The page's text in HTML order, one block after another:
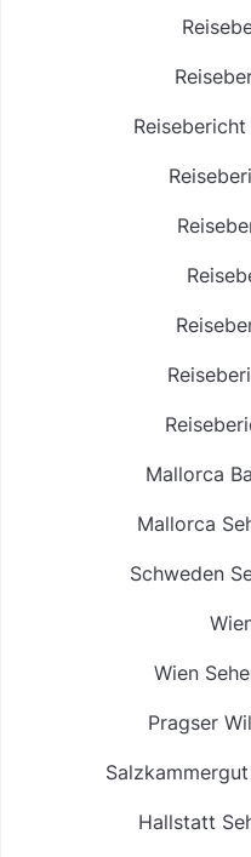
Mallorca
Mallorca
Schweden
Wien
Pragser
Hallstatt